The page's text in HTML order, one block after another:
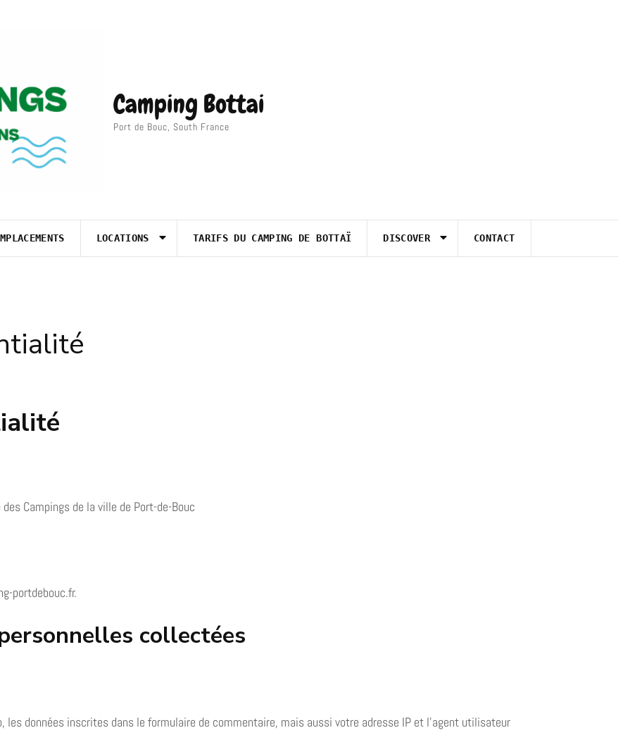
Camping Bottai
Port de Bouc, South France
LOCATIONS TARIFS DU CAMPING DE BOTTAÏ DISCOVER CONTACT
Campings de la ville de Port-de-Bouc
portdebouc.fr.
collectées
les données inscrites dans le formulaire de commentaire, mais aussi votre adresse IP et l’agent utilisateur